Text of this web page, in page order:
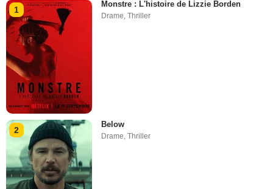
1
Monstre : L'histoire de Lizzie Borden
Drame ,Thriller
2
Below
Drame,Thriller